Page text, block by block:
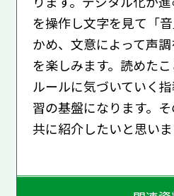
を操作し文字を見て「
かめ、文意によって声
を楽しみます。読めた
ルールに気づいていく
習の基盤になります。
共に紹介したいと思いま